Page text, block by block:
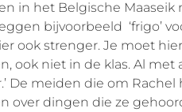
in het Belgische Maaseik
bijvoorbeeld ‘frigo’
ook strenger. Je moet
ook niet in de klas. Al met
De meiden die om
over dingen die ze